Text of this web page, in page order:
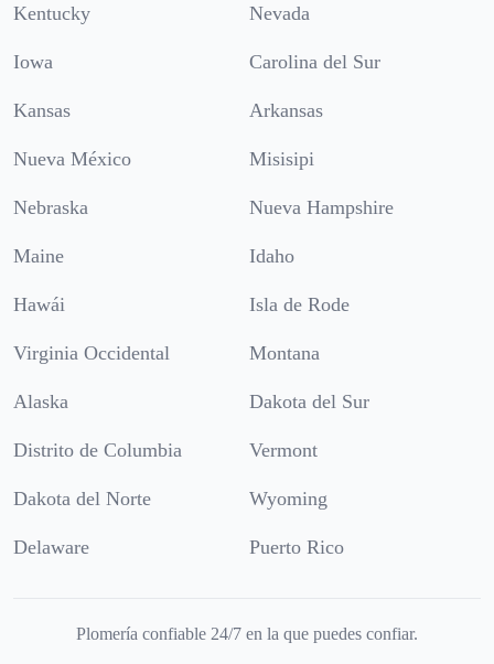
Kentucky Nevada
Iowa Carolina del Sur
Kansas Arkansas
Nueva México Misisipi
Nebraska Nueva Hampshire
Maine Idaho
Hawái Isla de Rode
Virginia Occidental Montana
Alaska Dakota del Sur
Distrito de Columbia Vermont
Dakota del Norte Wyoming
Delaware Puerto Rico
Plomería confiable 24/7 en la que puedes confiar.